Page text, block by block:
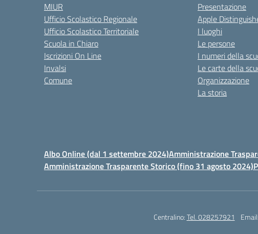
MIUR
Ufficio Scolastico Regionale
Ufficio Scolastico Territoriale
Scuola in Chiaro
Iscrizioni On Line
Invalsi
Comune
Presentazione
Apple
I luoghi
Le persone
I numeri della
Le carte della
Organizzazione
La storia
Albo Online (dal 1 settembre 2024)Amministrazione
Amministrazione Trasparente Storico (fino 31 agosto 2024)
Centralino:Tel. 028257921 Email: